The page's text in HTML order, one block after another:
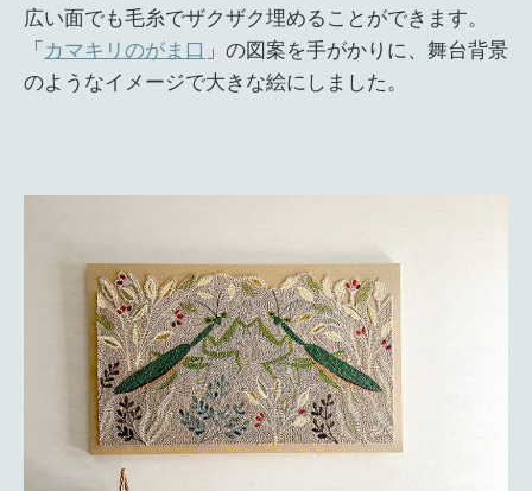
広い面でも毛糸でザクザク埋めることができます。
「カマキリのがま口 」の図案を手がかりに、舞台背景
のようなイメージで大きな絵にしました。